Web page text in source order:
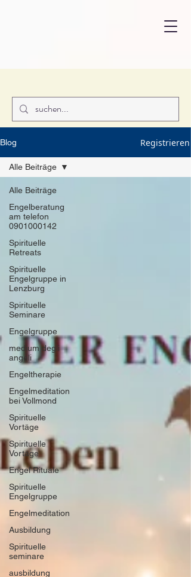
Blog Registrieren
Alle Beiträge
Engelberatung
am telefon
0901000142
Spirituelle
Retreats
Spirituelle
Engelgruppe in
Lenzburg
Spirituelle
Seminare
Engelgruppe
medium degli
angeli
Engeltherapie
Engelmeditation
bei Vollmond
Spirituelle
Vortäge
Spirituelle
Vortäge
Engel Rituale
Spirituelle
Engelgruppe
Engelmeditation
Ausbildung
Spirituelle
seminare
ausbildung
Alle Beiträge